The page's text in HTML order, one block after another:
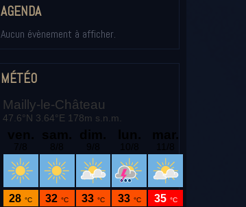
AGENDA
Aucun évènement à afficher.
MÉTÉO